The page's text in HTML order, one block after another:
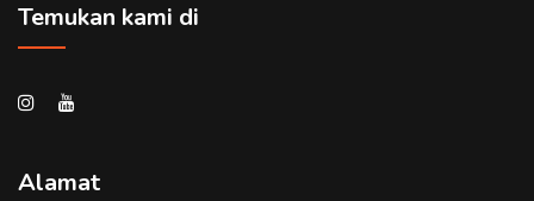
Temukan kami di
Alamat